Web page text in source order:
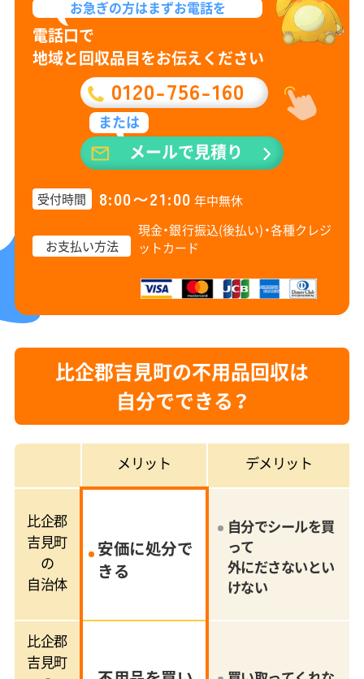
お急ぎの方はまずお電話を
電話口で
地域と回収品目をお伝えください
0120-756-160
または
メールで見積り
受付時間 8:00〜21:00 年中無休
お支払い方法
現金・銀行振込(後払い)・各種クレジ
ットカード
比企郡吉見町の不用品回収は
自分でできる？
メリット デメリット
比企郡
吉見町
の
自治体
安価に処分で
きる
自分でシールを買
って
外にださないとい
けない
比企郡
吉見町